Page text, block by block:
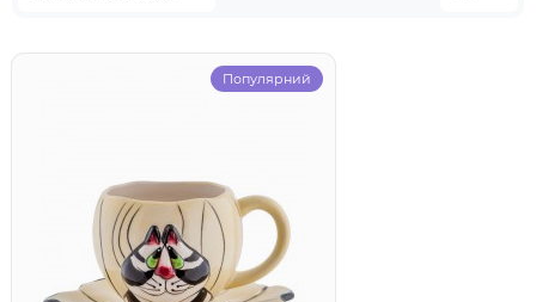
Популярний